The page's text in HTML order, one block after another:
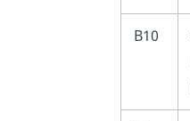
B10